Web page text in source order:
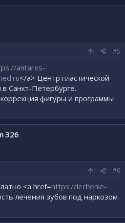
#5
antares-
</a> Центр пластической
в Санкт-Петербурге.
фигуры и программы
326
#6
<a href=https://lechenie-
лечения зубов под наркозом